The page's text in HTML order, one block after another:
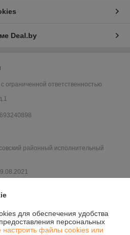
Deal.by
ограниченной ответственностью
районный исполнительный
для обеспечения удобства
персональных
файлы cookies или